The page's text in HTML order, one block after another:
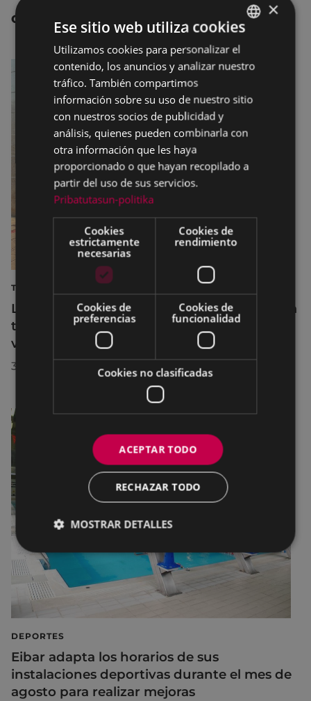
OTRAS NOTICIAS
TURISMO
La diputada Azahara Domínguez destaca la
transformación turística de Eibar en su
visita a la localidad
30/07/2026
DEPORTES
Eibar adapta los horarios de sus
instalaciones deportivas durante el mes de
agosto para realizar mejoras
BASQUE
SPANISH
×
Ese sitio web utiliza cookies
Utilizamos cookies para personalizar el
contenido, los anuncios y analizar nuestro
tráfico. También compartimos
información sobre su uso de nuestro sitio
con nuestros socios de publicidad y
análisis, quienes pueden combinarla con
otra información que les haya
proporcionado o que hayan recopilado a
partir del uso de sus servicios.
Pribatutasun-politika
Cookies
estrictamente
necesarias
Cookies de
rendimiento
Cookies de
preferencias
Cookies de
funcionalidad
Cookies no clasificadas
ACEPTAR TODO
RECHAZAR TODO
MOSTRAR DETALLES